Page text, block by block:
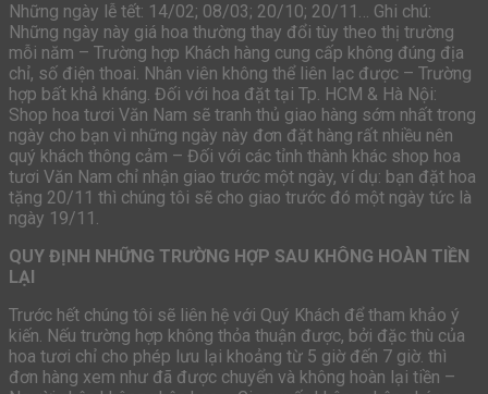
Những ngày lễ tết: 14/02; 08/03; 20/10; 20/11… Ghi chú:
Những ngày này giá hoa thường thay đổi tùy theo thị trường
mỗi năm – Trường hợp Khách hàng cung cấp không đúng địa
chỉ, số điện thoai. Nhân viên không thể liên lạc được – Trường
hợp bất khả kháng. Đối với hoa đặt tại Tp. HCM & Hà Nội:
Shop hoa tươi Văn Nam sẽ tranh thủ giao hàng sớm nhất trong
ngày cho bạn vì những ngày này đơn đặt hàng rất nhiều nên
quý khách thông cảm – Đối với các tỉnh thành khác shop hoa
tươi Văn Nam chỉ nhận giao trước một ngày, ví dụ: bạn đặt hoa
tặng 20/11 thì chúng tôi sẽ cho giao trước đó một ngày tức là
ngày 19/11.
QUY ĐỊNH NHỮNG TRƯỜNG HỢP SAU KHÔNG HOÀN TIỀN
LẠI
Trước hết chúng tôi sẽ liên hệ với Quý Khách để tham khảo ý
kiến. Nếu trường hợp không thỏa thuận được, bởi đặc thù của
hoa tươi chỉ cho phép lưu lại khoảng từ 5 giờ đến 7 giờ. thì
đơn hàng xem như đã được chuyển và không hoàn lại tiền –